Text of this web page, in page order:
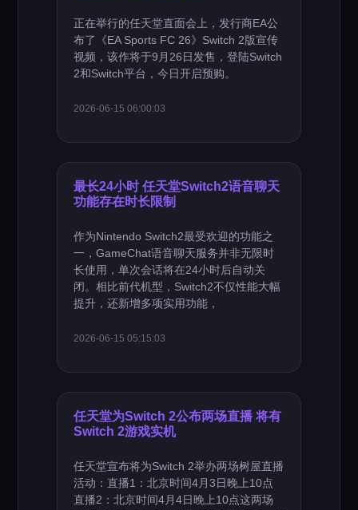
正在举行的任天堂直面会上，发行商EA公
布了《EA Sports FC 26》Switch 2版宣传
视频，该作将于9月26日发售，登陆Switch
2和Switch平台，今日开启预购。
2026-06-15 06:00:03
最长24小时 任天堂Switch2语音聊天
功能存在时长限制
作为Nintendo Switch2最受欢迎的功能之
一，GameChat语音聊天服务并非无限时
长使用，单次会话将在24小时后自动关
闭。相比前代机型，Switch2不仅性能大幅
提升，还新增多项实用功能，
2026-06-15 05:15:03
任天堂为Switch 2公布两场直播 将有
Switch 2游戏实机
任天堂宣布将为Switch 2举办两场树屋直播
活动：直播1：北京时间4月3日晚上10点
直播2：北京时间4月4日晚上10点这两场